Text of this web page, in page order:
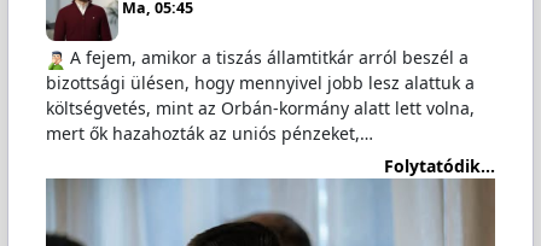
Ma, 05:45
️ A fejem, amikor a tiszás államtitkár arról beszél a
bizottsági ülésen, hogy mennyivel jobb lesz alattuk a
költségvetés, mint az Orbán-kormány alatt lett volna,
mert ők hazahozták az uniós pénzeket,…
Folytatódik...